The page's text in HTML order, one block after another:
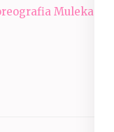
Mulekada